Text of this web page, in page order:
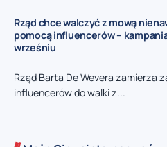
Rząd chce walczyć z mową
pomocą influencerów –
wrześniu
Rząd Barta De Wevera zamierza
influencerów do walki z...